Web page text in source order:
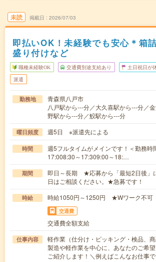
未読 掲載日 2026/07/03
即払いOK！未経験でも安心＊箱
盛り付けなど
職種未経験OK 交通費別途支給あり 土日祝日が
派遣
勤務地
青森県八戸市
八戸駅から---分／大久喜駅から---分／
野駅から---分／鮫駅から---分
曜日頻度 週5日 ※派遣先による
時間
週5フルタイムがメインです！＜勤務時
17:008:30～17:309:00～18:…
期間
即日～長期 ★応募から「最短2日後」
日はご相談ください。★急募です！
時給 時給1050円～1250円 ★Wワーク不可
交通費
交通費全額支給
仕事内容
軽作業（仕分け・ピッキング・検品、商
製造や軽作業を中心に、あなたのご希
ご紹介します！＼例えばこんなお仕事